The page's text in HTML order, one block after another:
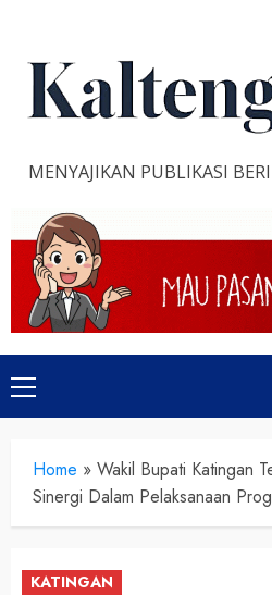
content
MENYAJIKAN PUBLIKASI
Primary
Menu
Home » Wakil Bupati Katingan
Sinergi Dalam Pelaksanaan
KATINGAN